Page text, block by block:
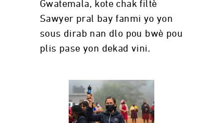
Gwatemala, kote chak filtè
Sawyer pral bay fanmi yo yon
sous dirab nan dlo pou bwè pou
plis pase yon dekad vini.